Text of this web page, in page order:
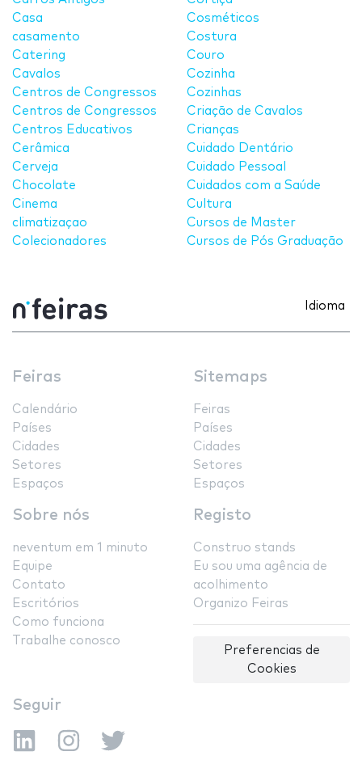
Casa
casamento
Catering
Cavalos
Centros de Congressos
Centros de Congressos
Centros Educativos
Cerâmica
Cerveja
Chocolate
Cinema
climatizaçao
Colecionadores
Cosméticos
Costura
Couro
Cozinha
Cozinhas
Criação de Cavalos
Crianças
Cuidado Dentário
Cuidado Pessoal
Cuidados com a Saúde
Cultura
Cursos de Master
Cursos de Pós Graduação
Idioma
Feiras
Calendário
Países
Cidades
Setores
Espaços
Sitemaps
Feiras
Países
Cidades
Setores
Espaços
Sobre nós
neventum em 1 minuto
Equipe
Contato
Escritórios
Como funciona
Trabalhe conosco
Registo
Construo stands
Eu sou uma agência de
acolhimento
Organizo Feiras
Preferencias de
Cookies
Seguir